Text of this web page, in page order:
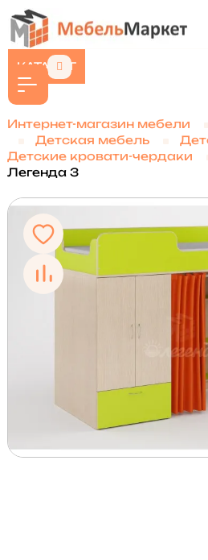
КАТАЛОГ
Интернет-магазин мебели
Детская мебель
Детские кровати-чердаки
Легенда 3